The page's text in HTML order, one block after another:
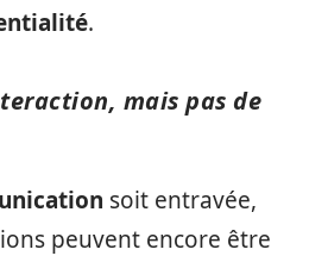
.
mais pas de
soit entravée,
peuvent encore être